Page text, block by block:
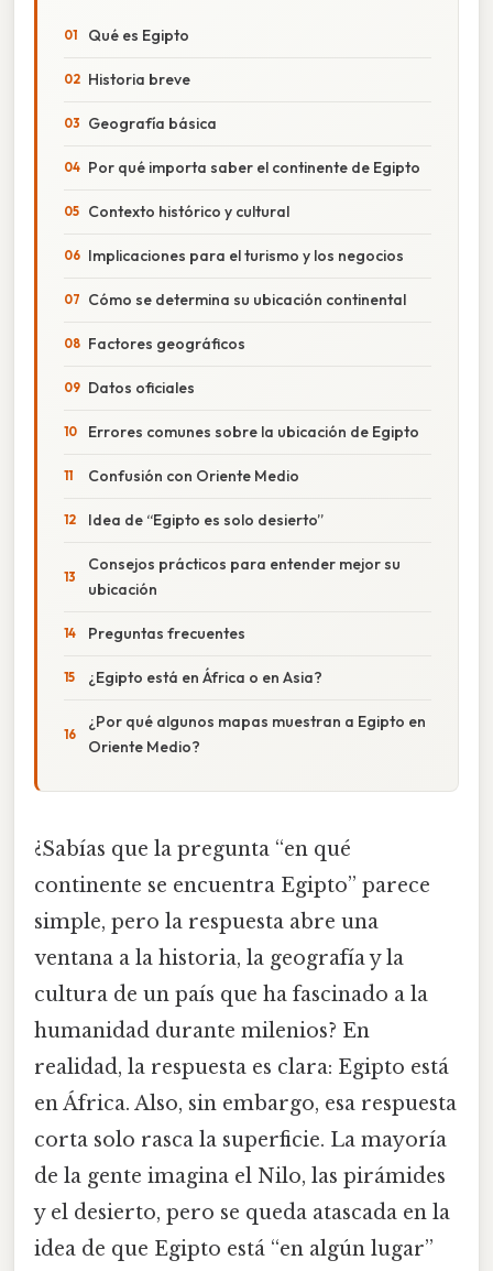
Qué es Egipto
Historia breve
Geografía básica
Por qué importa saber el continente de Egipto
Contexto histórico y cultural
Implicaciones para el turismo y los negocios
Cómo se determina su ubicación continental
Factores geográficos
Datos oficiales
Errores comunes sobre la ubicación de Egipto
Confusión con Oriente Medio
Idea de “Egipto es solo desierto”
Consejos prácticos para entender mejor su
ubicación
Preguntas frecuentes
¿Egipto está en África o en Asia?
¿Por qué algunos mapas muestran a Egipto en
Oriente Medio?
¿Sabías que la pregunta “en qué
continente se encuentra Egipto” parece
simple, pero la respuesta abre una
ventana a la historia, la geografía y la
cultura de un país que ha fascinado a la
humanidad durante milenios? En
realidad, la respuesta es clara: Egipto está
en África. Also, sin embargo, esa respuesta
corta solo rasca la superficie. La mayoría
de la gente imagina el Nilo, las pirámides
y el desierto, pero se queda atascada en la
idea de que Egipto está “en algún lugar”